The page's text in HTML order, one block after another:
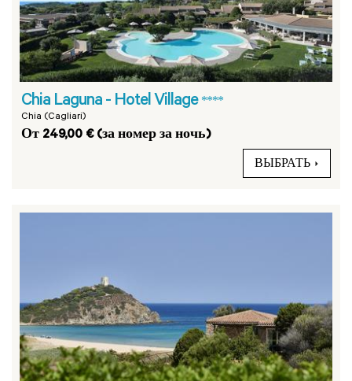
Chia Laguna - Hotel Village ****
Chia (Cagliari)
От 249,00 € (за номер за ночь)
ВЫБРАТЬ